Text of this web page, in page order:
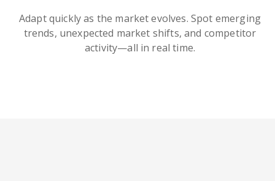
Adapt quickly as the market evolves. Spot emerging
trends, unexpected market shifts, and competitor
activity—all in real time.